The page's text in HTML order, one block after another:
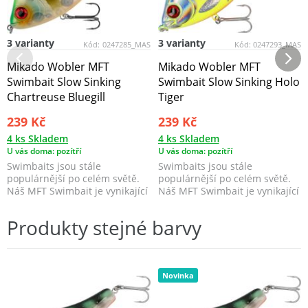
Kód: 0247285_MAS
3 varianty
Mikado Wobler MFT
Swimbait Slow Sinking
Chartreuse Bluegill
239 Kč
4 ks Skladem
U vás doma: pozítří
Swimbaits jsou stále
populárnější po celém světě.
Náš MFT Swimbait je vynikající
Kód: 0247293_MAS
3 varianty
Mikado Wobler MFT
Swimbait Slow Sinking Holo
Tiger
239 Kč
4 ks Skladem
U vás doma: pozítří
Swimbaits jsou stále
populárnější po celém světě.
Náš MFT Swimbait je vynikající
Produkty stejné barvy
Novinka